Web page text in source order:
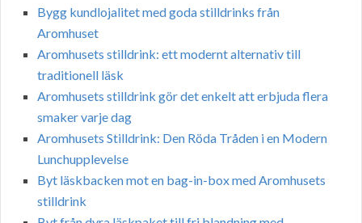
Bygg kundlojalitet med goda stilldrinks från
Aromhuset
Aromhusets stilldrink: ett modernt alternativ till
traditionell läsk
Aromhusets stilldrink gör det enkelt att erbjuda flera
smaker varje dag
Aromhusets Stilldrink: Den Röda Tråden i en Modern
Lunchupplevelse
Byt läskbacken mot en bag-in-box med Aromhusets
stilldrink